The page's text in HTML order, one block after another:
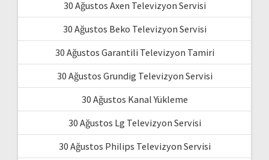
30 Ağustos Axen Televizyon Servisi
30 Ağustos Beko Televizyon Servisi
30 Ağustos Garantili Televizyon Tamiri
30 Ağustos Grundig Televizyon Servisi
30 Ağustos Kanal Yükleme
30 Ağustos Lg Televizyon Servisi
30 Ağustos Philips Televizyon Servisi